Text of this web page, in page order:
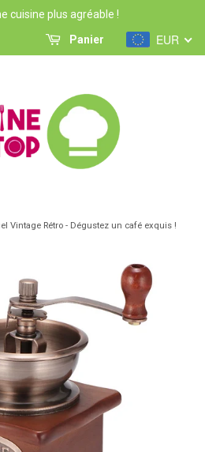
cuisine plus agréable !
EUR
Panier
Vintage Rétro - Dégustez un café exquis !